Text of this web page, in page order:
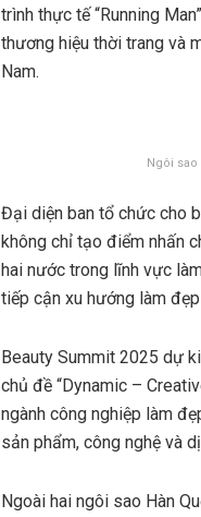
trình thực tế “Running
thương hiệu thời trang và
Nam.
Ngôi sao
Đại diện ban tổ chức cho
không chỉ tạo điểm nhấn
hai nước trong lĩnh vực
tiếp cận xu hướng làm
Beauty Summit 2025 dự
chủ đề “Dynamic –
ngành công nghiệp làm
sản phẩm, công nghệ và
Ngoài hai ngôi sao Hàn